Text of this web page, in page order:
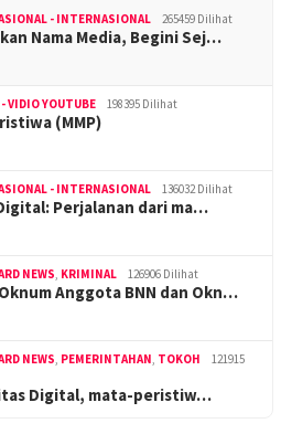
- INTERNASIONAL 265459 Dilihat
Nama Media, Begini Sej…
VIDIO YOUTUBE 198395 Dilihat
(MMP)
- INTERNASIONAL 136032 Dilihat
Perjalanan dari ma…
NEWS, KRIMINAL 126906 Dilihat
Anggota BNN dan Okn…
NEWS, PEMERINTAHAN, TOKOH
121915
Digital, mata-peristiw…